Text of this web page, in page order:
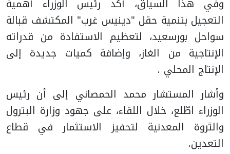
وفي هذا السياق، أكد رئيس الوزراء أهمية
التعجيل بتنمية حقل "دينيس غرب" المكتشف قبالة
سواحل بورسعيد، لتعظيم الاستفادة من قدراته
الإنتاجية من الغاز، وإضافة كميات جديدة إلى
الإنتاج المحلي .
وأشار المستشار محمد الحمصاني إلى أن رئيس
الوزراء اطّلع، خلال اللقاء، على جهود وزارة البترول
والثروة المعدنية لتحفيز الاستثمار في قطاع
التعدين.